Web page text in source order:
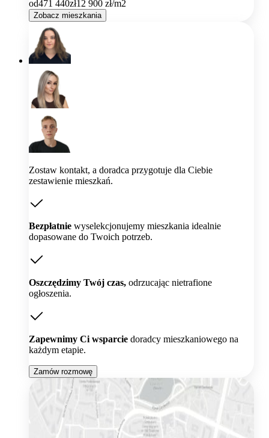
od471 440zł12 900 zł/m2
Zobacz mieszkania
Zostaw kontakt, a doradca przygotuje dla Ciebie
zestawienie mieszkań.
Bezpłatnie wyselekcjonujemy mieszkania idealnie
dopasowane do Twoich potrzeb.
Oszczędzimy Twój czas, odrzucając nietrafione
ogłoszenia.
Zapewnimy Ci wsparcie doradcy mieszkaniowego na
każdym etapie.
Zamów rozmowę